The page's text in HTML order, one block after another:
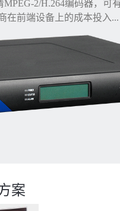
2/H.264编码器，可
在前端设备上的成本投入...
案